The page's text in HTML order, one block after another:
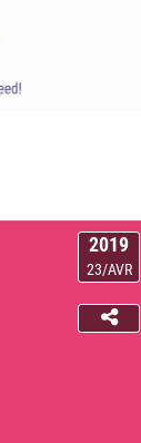
2019
23/AVR